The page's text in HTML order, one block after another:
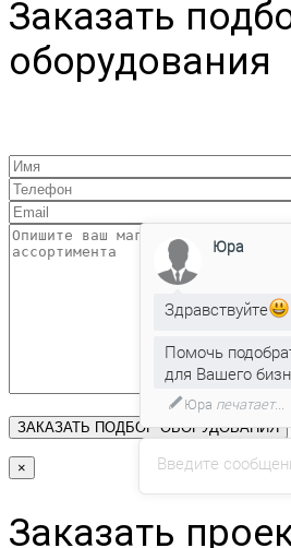
Заказать
оборудования
×
Заказать
Введите
Юра
Здравствуйте
Помочь
для Вашего
Юра печатает...